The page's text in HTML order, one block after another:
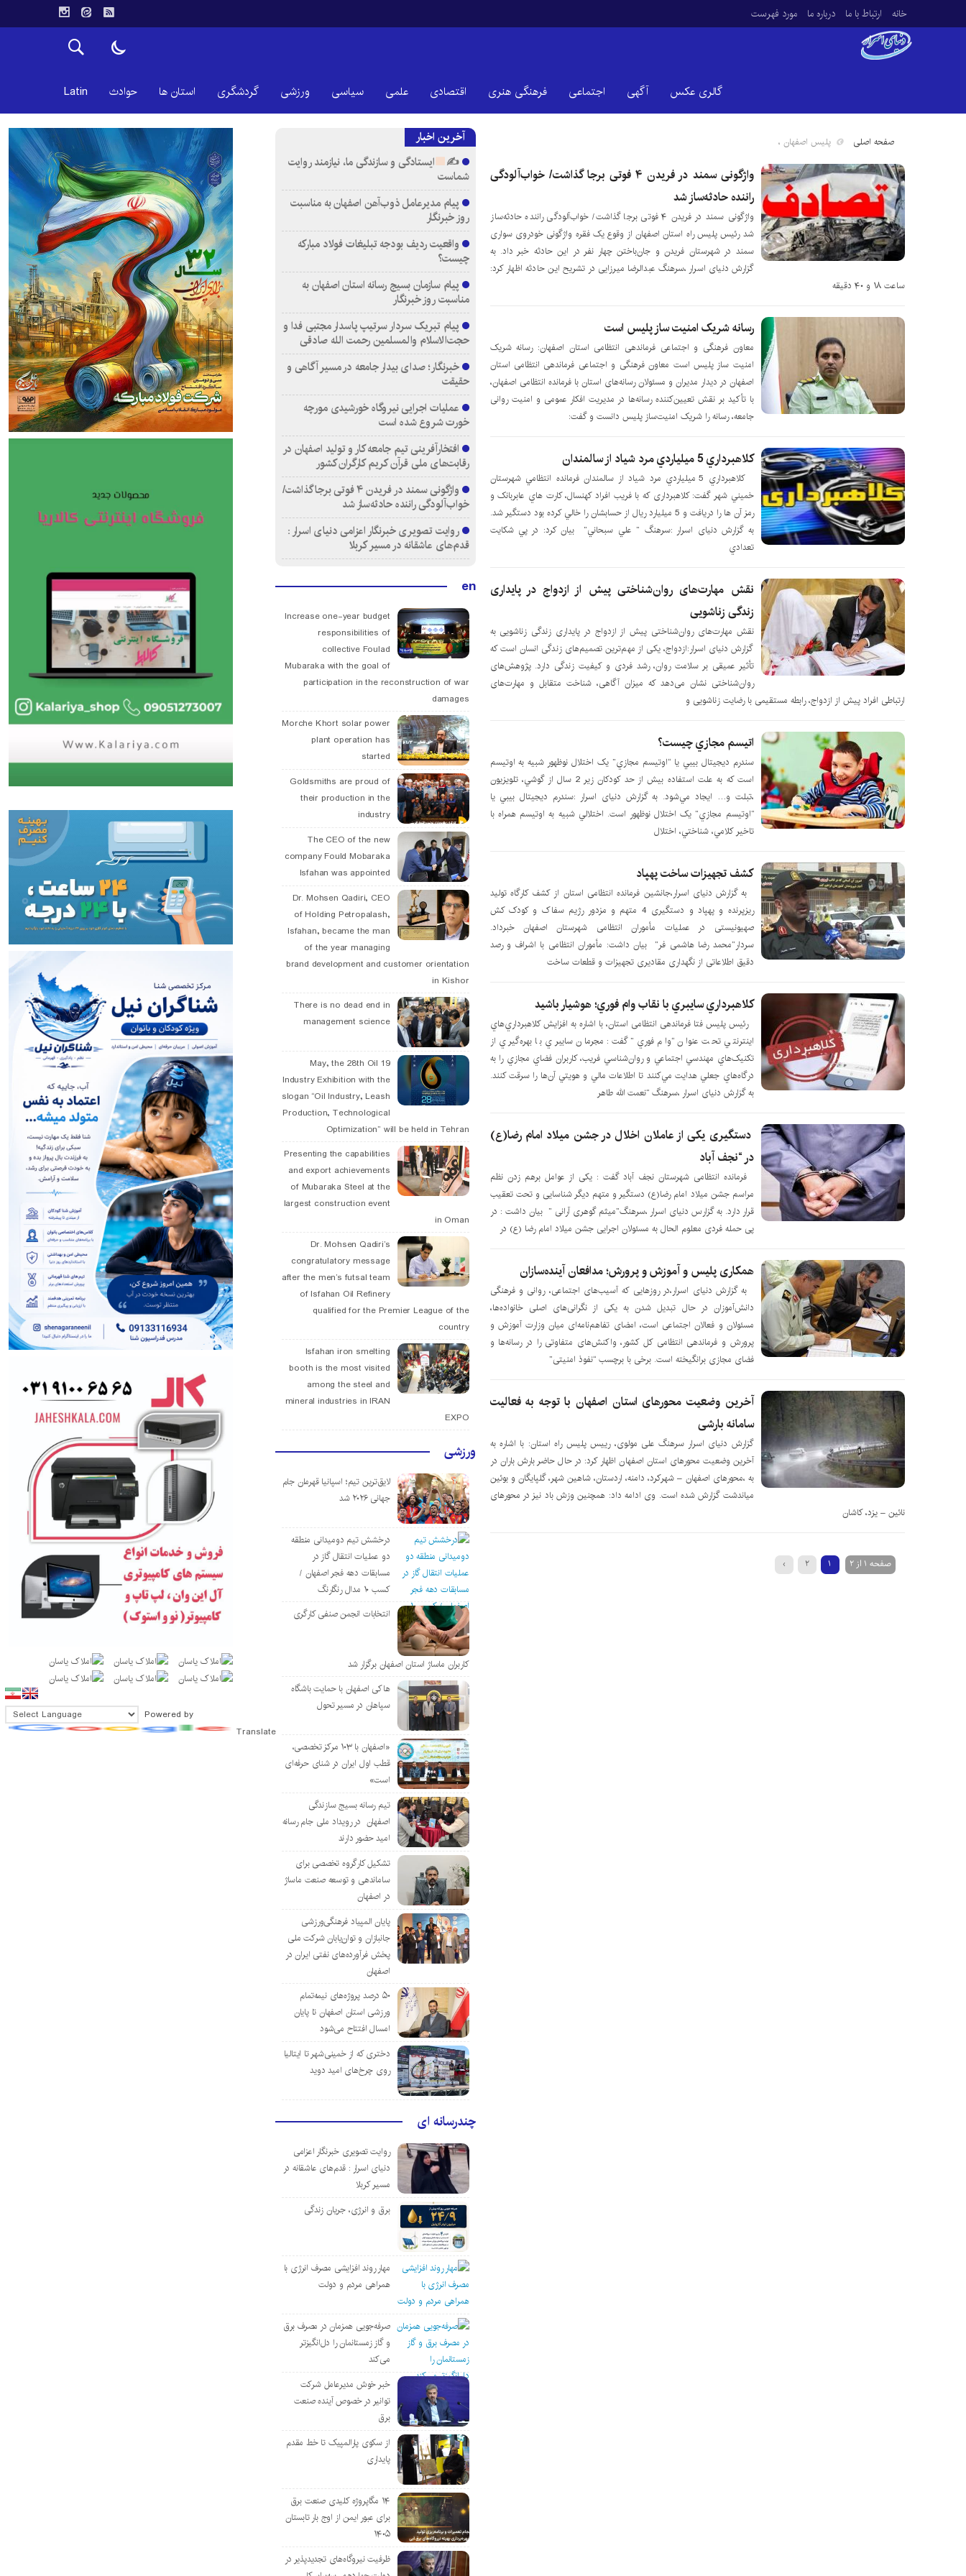
خانه ارتباط با ما درباره ما مورد فهرست
گالری عکس آگهی اجتماعی فرهنگی هنری اقتصادی علمی سیاسی ورزشی گردشگری استان ها حوادث Latin
صفحه اصلی پلیس اصفهان ،
واژگونی سمند در فریدن ۴ فوتی برجا گذاشت/ خواب‌آلودگی
راننده حادثه‌ساز شد
واژگونی سمند در فریدن ۴ فوتی برجا گذاشت/ خواب‌آلودگی راننده حادثه‌ساز
شد رئیس پلیس راه استان اصفهان از وقوع یک فقره واژگونی خودروی سواری
سمند در شهرستان فریدن و جان‌باختن چهار نفر در این حادثه خبر داد. به
گزارش دنیای اسرار ،سرهنگ عبدالرضا میرزایی در تشریح این حادثه اظهار کرد:
ساعت ۱۸ و ۴۰ دقیقه
رسانه شریک امنیت ساز پلیس است
معاون فرهنگی و اجتماعی فرماندهی انتظامی استان اصفهان: رسانه شریک
امنیت ساز پلیس است معاون فرهنگی و اجتماعی فرماندهی انتظامی استان
اصفهان در دیدار مدیران و مسئولان رسانه‌های استان با فرمانده انتظامی اصفهان،
با تأکید بر نقش تعیین‌کننده رسانه‌ها در مدیریت افکار عمومی و امنیت روانی
جامعه، رسانه را شریک امنیت‌ساز پلیس دانست و گفت:
کلاهبرداري 5 ميلياردي مرد شياد از سالمندان
کلاهبرداري 5 ميلياردي مرد شياد از سالمندان فرمانده انتظامي شهرستان
خميني شهر گفت: کلاهبرداری که با فريب افراد کهنسال، کارت هاي عابربانک و
رمز آن ها را دريافت و 5 میلیارد ریال از حسابشان را خالي کرده بود دستگیر شد.
به گزارش دنیای اسرار :سرهنگ ” علي سبحاني” بيان کرد: در پي شکايت
تعدادي
نقش مهارت‌های روان‌شناختی پیش از ازدواج در پایداری
زندگی زناشویی
نقش مهارت‌های روان‌شناختی پیش از ازدواج در پایداری زندگی زناشویی به
گزارش دنیای اسرار:ازدواج، یکی از مهم‌ترین تصمیم‌های زندگی انسان است که
تأثیر عمیقی بر سلامت روان، رشد فردی و کیفیت زندگی دارد. پژوهش‌های
روان‌شناختی نشان می‌دهد که میزان آگاهی، شناخت متقابل و مهارت‌های
ارتباطی افراد پیش از ازدواج، رابطه مستقیمی با رضایت زناشویی و
اتيسم مجازي چيست؟
سندرم ديجيتال بيبي يا “اوتيسم مجازي” يک اختلال نوظهور شبيه به اوتيسم
است که به علت استفاده بيش از حد کودکان زير 2 سال از گوشي، تلويزيون
،تبلت و… ايجاد مي‌شود. به گزارش دنیای اسرار :سندرم ديجيتال بيبي يا
“اوتيسم مجازي” يک اختلال نوظهور است. اختلالي شبيه به اوتيسم همراه با
تاخير کلامي، شناختي، اختلال
كشف تجهيزات ساخت پهپاد
به گزارش دنیای اسرار،جانشین فرمانده انتظامی استان از کشف کارگاه تولید
ریزپرنده و پهپاد و دستگیری 4 متهم و مزدور رژیم سفاک و کودک کش
صهیونیستی در عملیات مأموران انتظامی شهرستان اصفهان خبرداد.
سردار”محمد رضا هاشمی فر” بیان داشت: مأموران انتظامی با اشراف و رصد
دقیق اطلاعاتی از نگهداری مقادیری تجهیزات و قطعات ساخت
کلاهبرداري سايبري با نقاب وام فوري؛ هوشيار باشيد
رئيس پليس فتا فرماندهی انتظامی استان، با اشاره به افزايش کلاهبرداري‌هاي
اينترنتي تحت عنوان “وام فوري” گفت: مجرمان سايبري با بهره‌گيري از
تکنيک‌هاي مهندسي اجتماعي و روان‌شناسي فريب، کاربران فضاي مجازي را به
درگاه‌هاي جعلي هدايت مي‌کنند تا اطلاعات مالي و هويتي آن‌ها را سرقت کنند.
به گزارش دنیای اسرار ،سرهنگ “نعمت الله طاهر
دستگیری یکی از عاملان اخلال در جشن میلاد امام رضا(ع)
در “نجف آباد
فرمانده انتظامی شهرستان نجف آباد گفت : یکی از عوامل برهم زدن نظم
مراسم جشن میلاد امام رضا(ع) دستگیر و متهم دیگر شناسایی و تحت تعقیب
قرار دارد. به گزارس دنیای اسرار ،سرهنگ”میثم گوهری آرانی ” بیان داشت : در
پی حمله فردی معلوم الحال به مسئولان اجرایی جشن میلاد امام رضا (ع) در
همکاری پلیس و آموزش و پرورش؛ مدافعان آینده‌سازان
به گزارش دنیای اسرار،در روزهایی که آسیب‌های اجتماعی، روانی و فرهنگی
دانش‌آموزان در حال تبدیل شدن به یکی از نگرانی‌های اصلی خانواده‌ها،
مسئولان و فعالان اجتماعی است، امضای تفاهم‌نامه‌ای میان وزارت آموزش و
پرورش و فرماندهی انتظامی کل کشور، واکنش‌های متفاوتی را در رسانه‌ها و
فضای مجازی برانگیخته است. برخی با برچسب “نفوذ امنیتی”
آخرین وضعیت محورهای استان اصفهان با توجه به فعالیت
سامانه بارشی
گزارش دنیای اسرار سرهنگ علی مولوی، رییس پلیس راه استان: با اشاره به
آخرین وضعیت محورهای استان اصفهان اظهار کرد: در حال حاضر بارش باران در
به ،محورهای اصفهان – شهرکرد، دامنه، اردستان، شاهین شهر، گلپایگان و بوئین
میاندشت گزارش شده است. وی ادامه داد: همچنین وزش باد نیز در محورهای
نائین – یزد، کاشان
صفحه 1 از 2 1
2
›
آخرین اخبار
✍
ایستادگی و سازندگی ما، نیازمند روایت
شماست
پیام مدیرعامل ذوب‌آهن اصفهان به مناسبت
روز خبرنگار
واقعیت ردیف بودجه تبلیغات فولاد مبارکه
چیست؟
پیام سازمان بسیج رسانه استان اصفهان به
مناسبت روز خبرنگار
پیام تبریک سردار سرتیپ پاسدار مجتبی فدا و
حجت‌الاسلام والمسلمین رحمت الله صادقی
خبرنگار؛ صدای بیدار جامعه در مسیر آگاهی و
حقیقت
عملیات اجرایی نیروگاه خورشیدی مورچه
خورت شروع شده است
افتخارآفرینی تیم جامعه کار و تولید اصفهان در
رقابت‌های ملی قرآن کریم کارگران کشور
واژگونی سمند در فریدن ۴ فوتی برجا گذاشت/
خواب‌آلودگی راننده حادثه‌ساز شد
روایت تصویری خبرنگار اعزامی دنیای اسرار :
قدم‌های عاشقانه در مسیر کربلا
en
Increase one-year budget
responsibilities of
collective Foulad
Mubaraka with the goal of
participation in the reconstruction of war
damages
Morche Khort solar power
plant operation has
started
Goldsmiths are proud of
their production in the
industry
The CEO of the new
company Fould Mobaraka
Isfahan was appointed
Dr. Mohsen Qadiri, CEO
of Holding Petropalash,
Isfahan, became the man
of the year managing
brand development and customer orientation
in Kishor
There is no dead end in
management science
19 May, the 28th Oil
Industry Exhibition with the
slogan “Oil Industry, Leash
Production, Technological
Optimization” will be held in Tehran
Presenting the capabilities
and export achievements
of Mubaraka Steel at the
largest construction event
in Oman
Dr. Mohsen Qadiri’s
congratulatory message
after the men’s futsal team
of Isfahan Oil Refinery
qualified for the Premier League of the
country
Isfahan iron smelting
booth is the most visited
among the steel and
mineral industries in IRAN
EXPO
ورزشی
لایق‌ترین تیم؛ اسپانیا قهرمان جام
جهانی ۲۰۲۶ شد
درخشش تیم دومیدانی منطقه
دو عملیات انتقال گاز در
مسابقات دهه فجر اصفهان /
کسب ۱۰ مدال رنگارنگ
انتخابات انجمن صنفی کارگری
کاربران ماساژ استان اصفهان برگزار شد
هاکی اصفهان با حمایت باشگاه
سپاهان در مسیر تحول
«اصفهان با ۱۰۳ مرکز تخصصی،
قطب اول ایران در شنای حرفه‌ای
است»
تیم رسانه بسیج سازندگی
اصفهان در رویداد ملی جام رسانه
امید حضور دارند
تشکیل کارگروه تخصصی برای
ساماندهی و توسعه صنعت ماساژ
در اصفهان
پایان المپیاد فرهنگی‌ورزشی
جانبازان و توان‌یابان شرکت ملی
پخش فرآورده‌های نفتی ایران در
اصفهان
۵۰ درصد پروژه‌های نیمه‌تمام
ورزشی استان اصفهان تا پایان
امسال افتتاح می‌شود
دختری که از خمینی‌شهر تا ایتالیا
روی چرخ‌های امید دوید
چندرسانه ای
روایت تصویری خبرنگار اعزامی
دنیای اسرار : قدم‌های عاشقانه در
مسیر کربلا
برق و انرژی، جریان زندگی
مهار روند افزایشی مصرف انرژی با
همراهی مردم و دولت
صرفه‌جویی همزمان در مصرف برق
و گاز زمستانمان را دل‌انگیزتر
می‌کند
خبر خوش مدیرعامل شرکت
توانیر در خصوص آینده صنعت
برق
از سکوی پارالمپیک تا خط مقدم
پایداری
۱۴ مگاپروژه‌ کلیدی صنعت برق
برای عبور ایمن از اوج بار تابستان
۱۴۰۵
ظرفیت نیروگاه‌های تجدیدپذیر در
Powered by
Translate